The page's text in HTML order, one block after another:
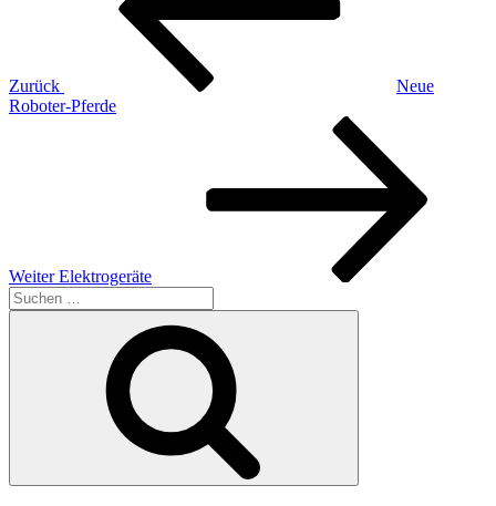
Zurück
Neue
Roboter-Pferde
Weiter Elektrogeräte
Suchen
nach: